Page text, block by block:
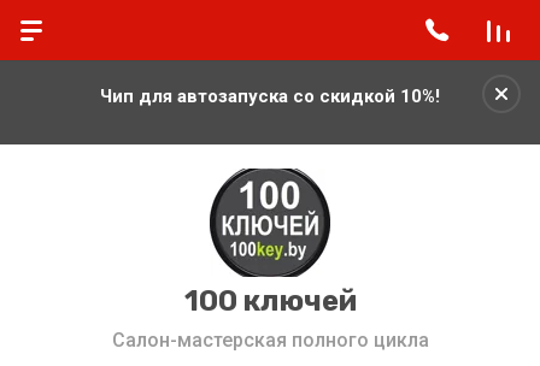
Чип для автозапуска со скидкой 10%!
100 ключей
Салон-мастерская полного цикла